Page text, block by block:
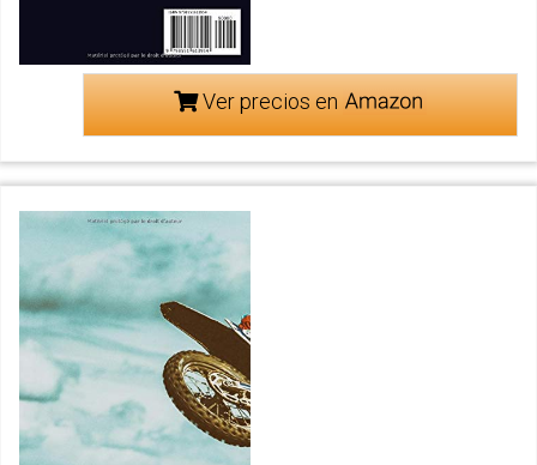
Ver precios en